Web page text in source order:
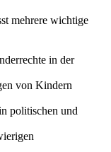
mehrere wichtige
in der
von Kindern
politischen und